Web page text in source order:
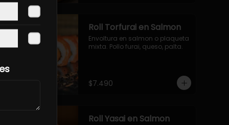
Roll Torfurai en Salmon
Envoltura en salmon o plaqueta
mixta. Pollo furai, queso, palta.
$7.490
Roll Yasai en Salmon